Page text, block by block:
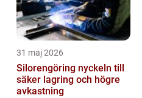
31 maj 2026
Silorengöring nyckeln till
säker lagring och högre
avkastning